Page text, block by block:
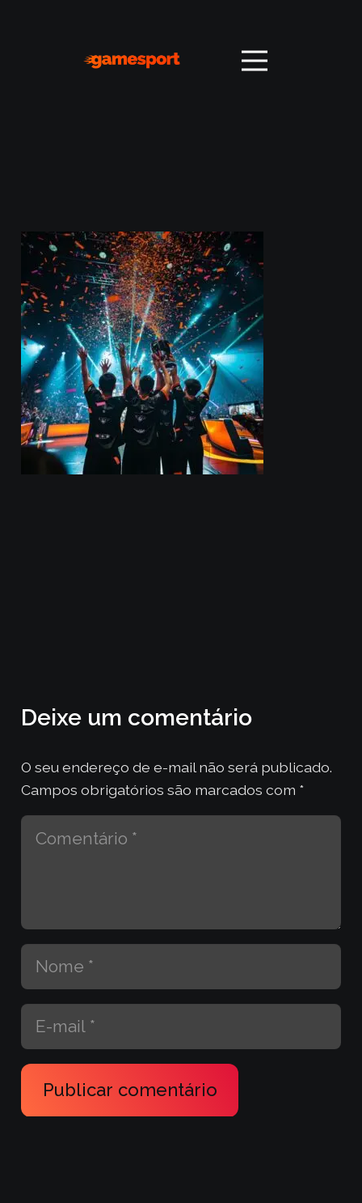
Deixe um comentário
O seu endereço de e-mail não será publicado.
Campos obrigatórios são marcados com *
Publicar comentário